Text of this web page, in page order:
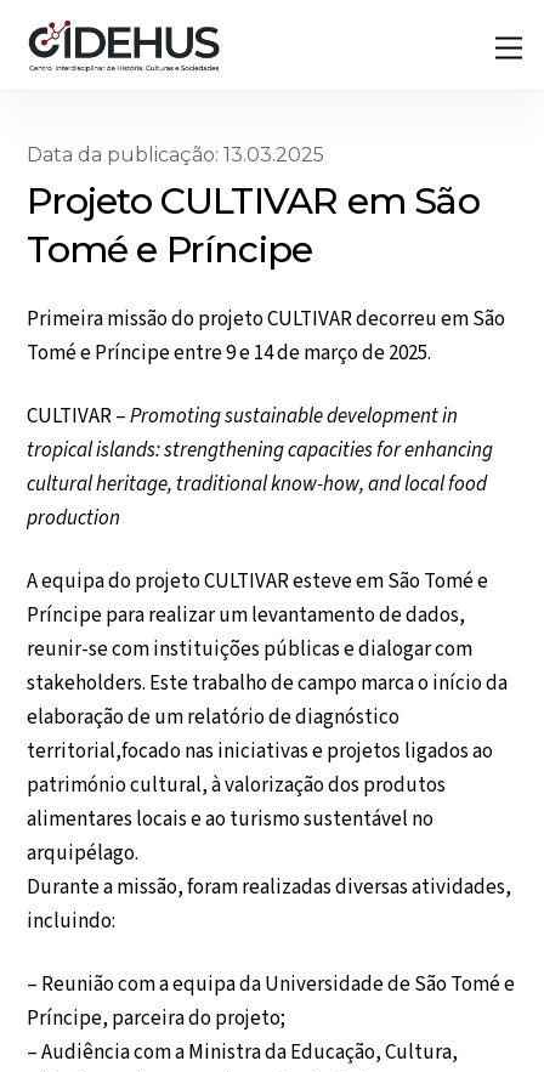
content
Data da publicação: 13.03.2025
Projeto CULTIVAR em São
Tomé e Príncipe
Primeira missão do projeto CULTIVAR decorreu em São
Tomé e Príncipe entre 9 e 14 de março de 2025.
CULTIVAR –Promoting sustainable development in
tropical islands: strengthening capacities for enhancing
cultural heritage, traditional know-how, and local food
production
A equipa do projeto CULTIVAR esteve em São Tomé e
Príncipe para realizar um levantamento de dados,
reunir-se com instituições públicas e dialogar com
stakeholders. Este trabalho de campo marca o início da
elaboração de um relatório de diagnóstico
territorial,focado nas iniciativas e projetos ligados ao
património cultural, à valorização dos produtos
alimentares locais e ao turismo sustentável no
arquipélago.
Durante a missão, foram realizadas diversas atividades,
incluindo:
– Reunião com a equipa da Universidade de São Tomé e
Príncipe, parceira do projeto;
– Audiência com a Ministra da Educação, Cultura,